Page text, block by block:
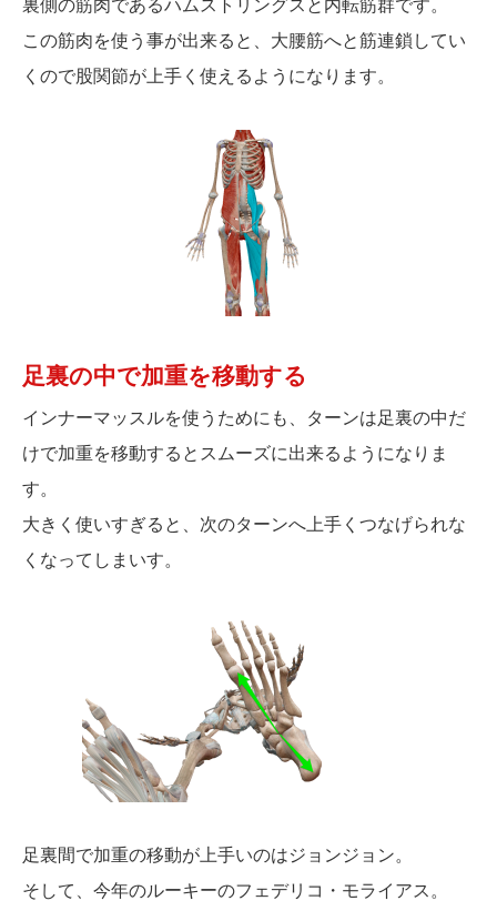
裏側の筋肉であるハムストリングスと内転筋群です。
この筋肉を使う事が出来ると、大腰筋へと筋連鎖してい
くので股関節が上手く使えるようになります。
足裏の中で加重を移動する
インナーマッスルを使うためにも、ターンは足裏の中だ
けで加重を移動するとスムーズに出来るようになりま
す。
大きく使いすぎると、次のターンへ上手くつなげられな
くなってしまいす。
足裏間で加重の移動が上手いのはジョンジョン。
そして、今年のルーキーのフェデリコ・モライアス。